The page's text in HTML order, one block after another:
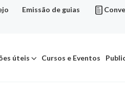
Emissão de guias
úteis Cursos e Eventos